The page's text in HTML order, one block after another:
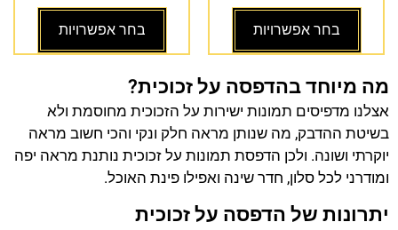
בחר אפשרויות בחר אפשרויות
מה מיוחד בהדפסה על זכוכית?
אצלנו מדפיסים תמונות ישירות על הזכוכית מחוסמת ולא
בשיטת ההדבק, מה שנותן מראה חלק ונקי והכי חשוב מראה
יוקרתי ושונה. ולכן הדפסת תמונות על זכוכית נותנת מראה יפה
ומודרני לכל סלון, חדר שינה ואפילו פינת האוכל.
יתרונות של הדפסה על זכוכית